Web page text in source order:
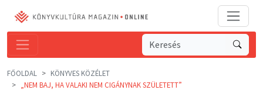
FŐOLDAL
KÖNYVES KÖZÉLET
„NEM BAJ, HA VALAKI NEM CIGÁNYNAK SZÜLETETT”